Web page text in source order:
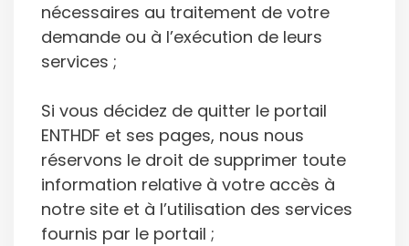
nécessaires au traitement de votre
demande ou à l’exécution de leurs
services ;
Si vous décidez de quitter le portail
ENTHDF et ses pages, nous nous
réservons le droit de supprimer toute
information relative à votre accès à
notre site et à l’utilisation des services
fournis par le portail ;